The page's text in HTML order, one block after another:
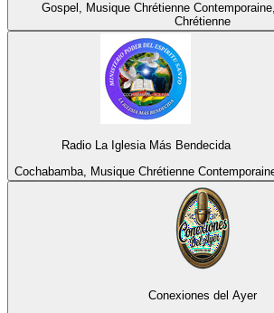
Gospel, Musique Chrétienne
Chrétienne
Radio La Iglesia Más Bendecida
Cochabamba, Musique Chrétienne
Conexiones del Ayer